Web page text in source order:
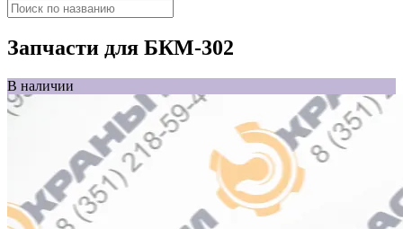
Запчасти для БКМ-302
В наличии